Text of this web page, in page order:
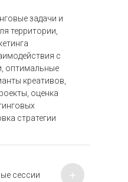
задачи и
территории,
с
оптимальные
креативов,
оценка
стратегии
сессии
+